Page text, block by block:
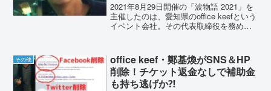
2021年8月29日開催の「波物語 2021」を
主催したのは、愛知県のoffice keefという
イベント会社。その代表取締役を務める
す。彼の詳しい経歴などを、SNSか...
その他
office keef・鄭基煥がSNS＆HP
削除！チケット返金なしで補助金
も持ち逃げか⁈